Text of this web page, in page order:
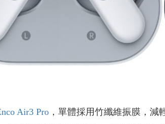
Air3 Pro ，單體採用竹纖維振膜，減